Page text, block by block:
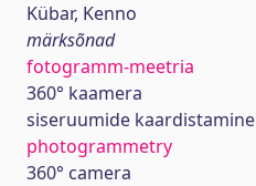
Kübar, Kenno
märksõnad
fotogramm-meetria
360° kaamera
siseruumide kaardistamine
photogrammetry
360° camera